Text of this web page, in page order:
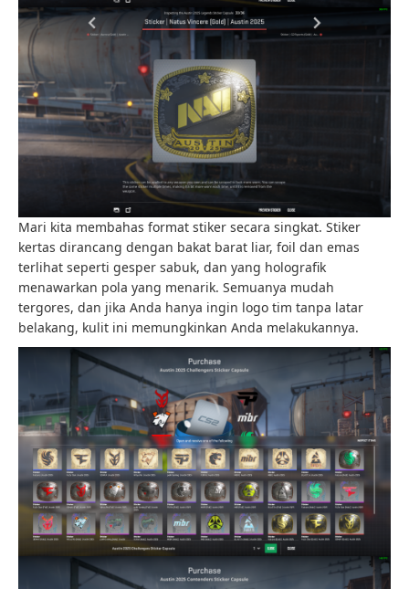
Mari kita membahas format stiker secara singkat. Stiker
kertas dirancang dengan bakat barat liar, foil dan emas
terlihat seperti gesper sabuk, dan yang holografik
menawarkan pola yang menarik. Semuanya mudah
tergores, dan jika Anda hanya ingin logo tim tanpa latar
belakang, kulit ini memungkinkan Anda melakukannya.